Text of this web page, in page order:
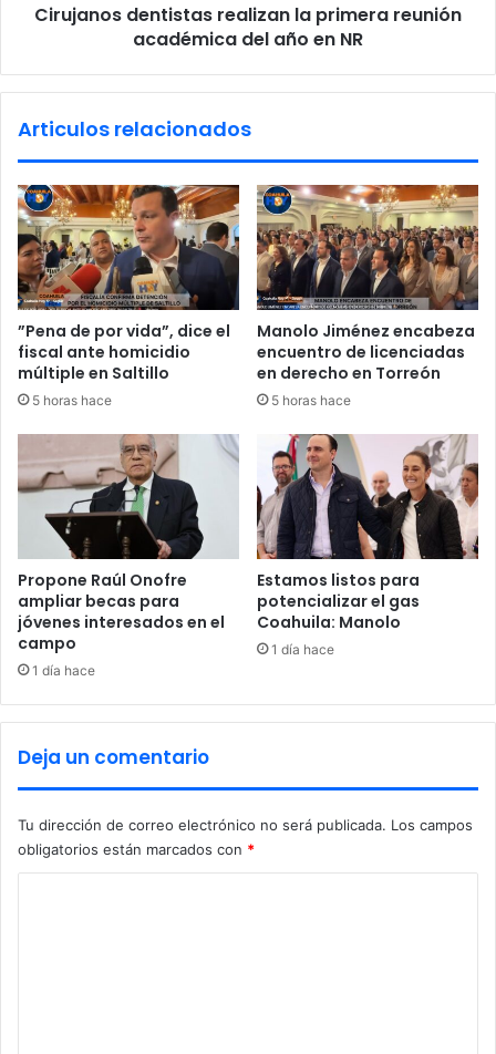
d
n
i
a
d
e
l
C
n
s
e
N
a
a
l
d
S
g
i
d
a
s
s
r
e
a
l
i
a
l
a
r
r
a
r
e
u
i
n
a
d
é
Cirujanos dentistas realizan la primera reunión
académica del año en NR
Articulos relacionados
”Pena de por vida”, dice el
fiscal ante homicidio
múltiple en Saltillo
5 horas hace
Manolo Jiménez encabeza
encuentro de licenciadas
en derecho en Torreón
5 horas hace
Propone Raúl Onofre
ampliar becas para
jóvenes interesados en el
campo
1 día hace
Estamos listos para
potencializar el gas
Coahuila: Manolo
1 día hace
Deja un comentario
Tu dirección de correo electrónico no será publicada. Los campos
obligatorios están marcados con *